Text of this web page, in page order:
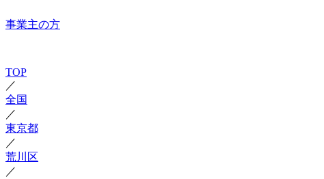
事業主の方
TOP
／
全国
／
東京都
／
荒川区
／